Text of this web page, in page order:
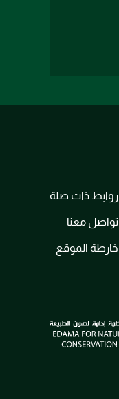
روابط ذات صلة
تواصل معنا
خارطة الموقع